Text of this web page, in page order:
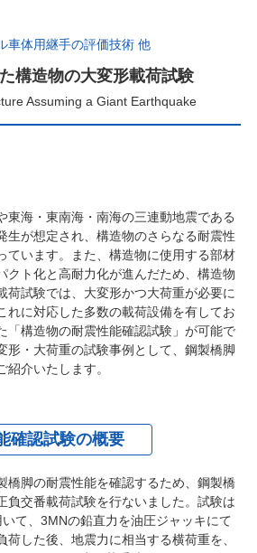
車体用継手の評価技術 他
構造物の大変形載荷試験
Assuming a Giant Earthquake
東海・東南海・南海の三連動地震である
生が想定され、構造物のさらなる耐震性
ています。また、構造物に使用する部材
クト化と高耐力化が進んだため、構造物
荷試験では、大変形かつ大荷重が必要に
れに対応した多数の載荷設備を有してお
「構造物の耐震性能確認試験」が可能で
形・大荷重の試験事例として、鋼製橋脚
介いたします。
確認試験の概要
橋脚の耐震性能を確認するため、鋼製橋
負交番載荷試験を行ないました。試験は
て、3MNの鉛直力を油圧ジャッキにて
した後、地震力に相当する横荷重を、